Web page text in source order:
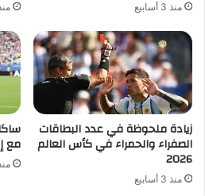
منذ 3 أسابيع منذ 3
زيادة ملحوظة في عدد البطاقات
الصفراء والحمراء في كأس العالم
2026
منذ 3 أسابيع
مع
منذ 3